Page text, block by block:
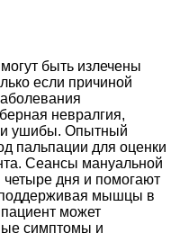
быть излечены
если причиной
невралгия,
и ушибы. Опытный
пальпации для оценки
Сеансы мануальной
четыре дня и помогают
поддерживая мышцы в
может
симптомы и